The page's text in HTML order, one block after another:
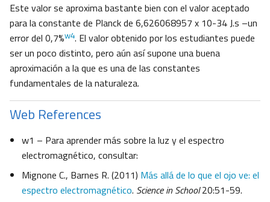
Este valor se aproxima bastante bien con el valor aceptado
para la constante de Planck de 6,626068957 x 10-34 J.s –un
error del 0,7%w4. El valor obtenido por los estudiantes puede
ser un poco distinto, pero aún así supone una buena
aproximación a la que es una de las constantes
fundamentales de la naturaleza.
Web References
w1 – Para aprender más sobre la luz y el espectro
electromagnético, consultar:
Mignone C., Barnes R. (2011) Más allá de lo que el ojo ve: el
espectro electromagnético. Science in School20:51-59.